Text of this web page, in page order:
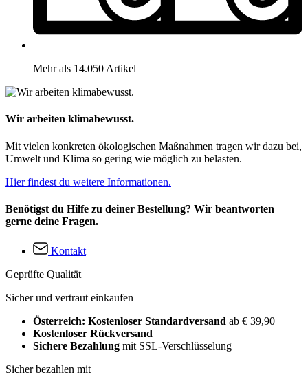
Mehr als 14.050 Artikel
Wir arbeiten klimabewusst.
Mit vielen konkreten ökologischen Maßnahmen tragen wir dazu bei,
Umwelt und Klima so gering wie möglich zu belasten.
Hier findest du weitere Informationen.
Benötigst du Hilfe zu deiner Bestellung? Wir beantworten
gerne deine Fragen.
Kontakt
Geprüfte Qualität
Sicher und vertraut einkaufen
Österreich: Kostenloser Standardversand ab € 39,90
Kostenloser Rückversand
Sichere Bezahlung mit SSL-Verschlüsselung
Sicher bezahlen mit